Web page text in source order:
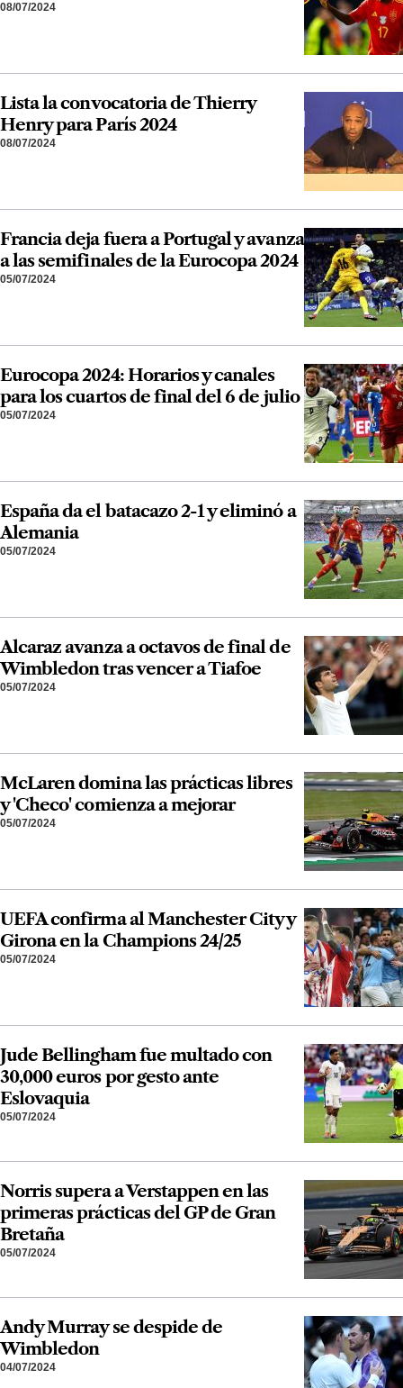
08/07/2024
Lista la convocatoria de Thierry
Henry para París 2024
08/07/2024
Francia deja fuera a Portugal y avanza
a las semifinales de la Eurocopa 2024
05/07/2024
Eurocopa 2024: Horarios y canales
para los cuartos de final del 6 de julio
05/07/2024
España da el batacazo 2-1 y eliminó a
Alemania
05/07/2024
Alcaraz avanza a octavos de final de
Wimbledon tras vencer a Tiafoe
05/07/2024
McLaren domina las prácticas libres
y 'Checo' comienza a mejorar
05/07/2024
UEFA confirma al Manchester City y
Girona en la Champions 24/25
05/07/2024
Jude Bellingham fue multado con
30,000 euros por gesto ante
Eslovaquia
05/07/2024
Norris supera a Verstappen en las
primeras prácticas del GP de Gran
Bretaña
05/07/2024
Andy Murray se despide de
Wimbledon
04/07/2024